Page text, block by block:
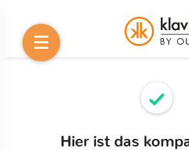
Hier ist das